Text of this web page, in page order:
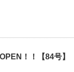
！！【84号】